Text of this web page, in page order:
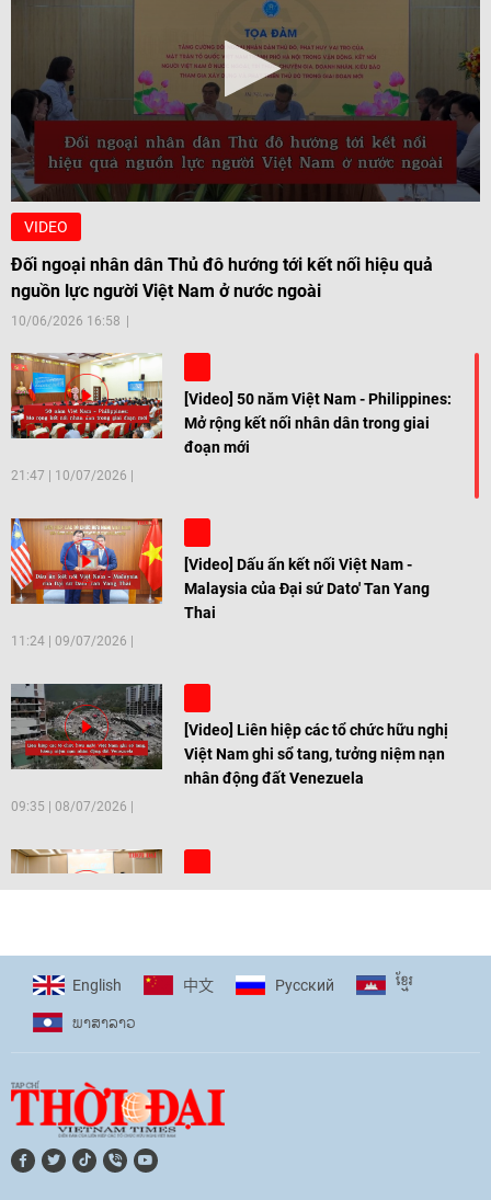
VIDEO
Đối ngoại nhân dân Thủ đô hướng tới kết nối hiệu quả
nguồn lực người Việt Nam ở nước ngoài
10/06/2026 16:58
[Video] 50 năm Việt Nam - Philippines:
Mở rộng kết nối nhân dân trong giai
đoạn mới
21:47 10/07/2026
[Video] Dấu ấn kết nối Việt Nam -
Malaysia của Đại sứ Dato' Tan Yang
Thai
11:24 09/07/2026
[Video] Liên hiệp các tổ chức hữu nghị
Việt Nam ghi sổ tang, tưởng niệm nạn
nhân động đất Venezuela
09:35 08/07/2026
[Video] Trẻ em Đông Á cùng kiến tạo
11:10|17/06/2026
English 中文 Pусский ខ្មែរ
ພາ​ສາ​ລາວ